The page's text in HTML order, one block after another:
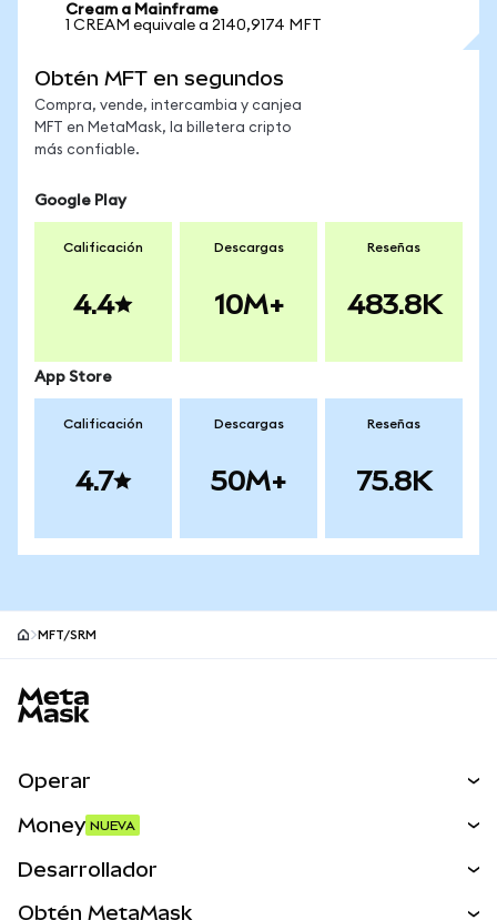
Cream a Mainframe
1 CREAM equivale a 2140,9174 MFT
Obtén MFT en segundos
Compra, vende, intercambia y canjea
MFT en MetaMask, la billetera cripto
más confiable.
Google Play
Calificación
4.4
Descargas
10M+
Reseñas
483.8K
App Store
Calificación
4.7
Descargas
50M+
Reseñas
75.8K
MFT/SRM
Operar
Money NUEVA
Desarrollador
Obtén MetaMask